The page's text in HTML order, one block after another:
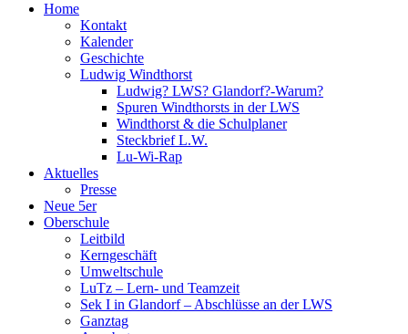
Home
Kontakt
Kalender
Geschichte
Ludwig Windthorst
Ludwig? LWS? Glandorf?-Warum?
Spuren Windthorsts in der LWS
Windthorst & die Schulplaner
Steckbrief L.W.
Lu-Wi-Rap
Aktuelles
Presse
Neue 5er
Oberschule
Leitbild
Kerngeschäft
Umweltschule
LuTz – Lern- und Teamzeit
Sek I in Glandorf – Abschlüsse an der LWS
Ganztag